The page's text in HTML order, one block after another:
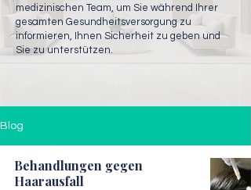
medizinischen Team, um Sie während Ihrer
gesamten Gesundheitsversorgung zu
informieren, Ihnen Sicherheit zu geben und
Sie zu unterstützen.
Blog
Behandlungen gegen
Haarausfall